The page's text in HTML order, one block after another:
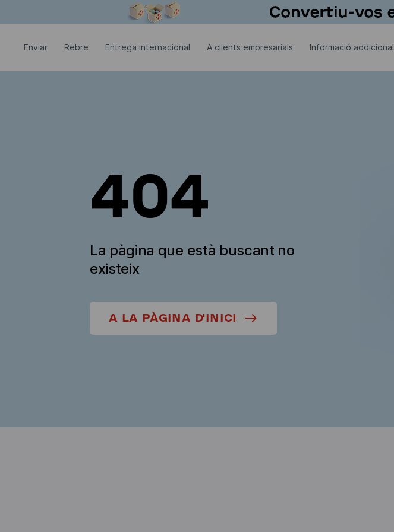
Enviar Rebre Entrega internacional A clients empresarials Informació addicional
404
La pàgina que està buscant no
existeix
A LA PÀGINA D'INICI
La finestra modal està oberta